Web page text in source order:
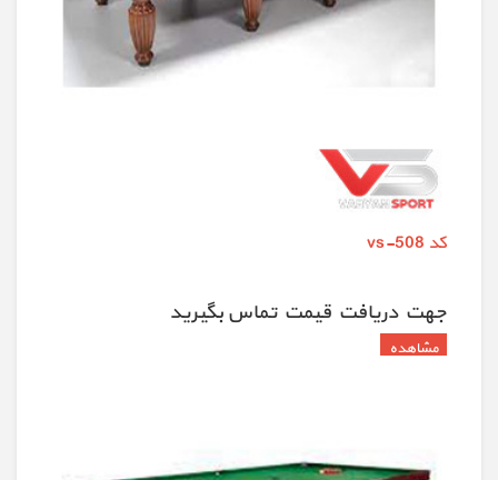
کد vs-508
جهت دريافت قيمت تماس بگيريد